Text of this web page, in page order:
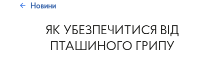
Новини
ЯК УБЕЗПЕЧИТИСЯ ВІД
ПТАШИНОГО ГРИПУ